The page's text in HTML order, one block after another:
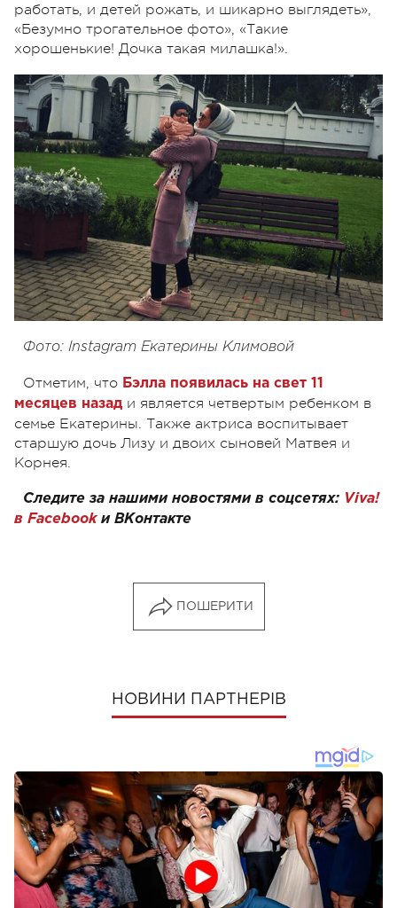
работать, и детей рожать, и шикарно выглядеть»,
«Безумно трогательное фото», «Такие
хорошенькие! Дочка такая милашка!».
Фото: Instagram Екатерины Климовой
Отметим, что Бэлла появилась на свет 11
месяцев назад и является четвертым ребенком в
семье Екатерины. Также актриса воспитывает
старшую дочь Лизу и двоих сыновей Матвея и
Корнея.
Следите за нашими новостями в соцсетях: Viva!
в Facebookи ВКонтакте
ПОШЕРИТИ
НОВИНИ ПАРТНЕРІВ